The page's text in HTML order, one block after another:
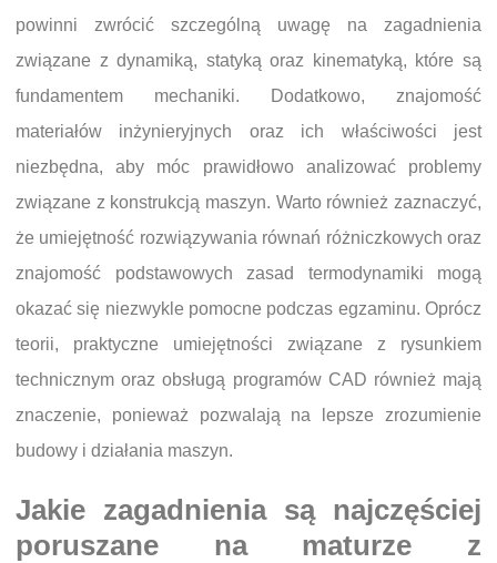
powinni zwrócić szczególną uwagę na zagadnienia
związane z dynamiką, statyką oraz kinematyką, które są
fundamentem mechaniki. Dodatkowo, znajomość
materiałów inżynieryjnych oraz ich właściwości jest
niezbędna, aby móc prawidłowo analizować problemy
związane z konstrukcją maszyn. Warto również zaznaczyć,
że umiejętność rozwiązywania równań różniczkowych oraz
znajomość podstawowych zasad termodynamiki mogą
okazać się niezwykle pomocne podczas egzaminu. Oprócz
teorii, praktyczne umiejętności związane z rysunkiem
technicznym oraz obsługą programów CAD również mają
znaczenie, ponieważ pozwalają na lepsze zrozumienie
budowy i działania maszyn.
Jakie zagadnienia są najczęściej
poruszane na maturze z